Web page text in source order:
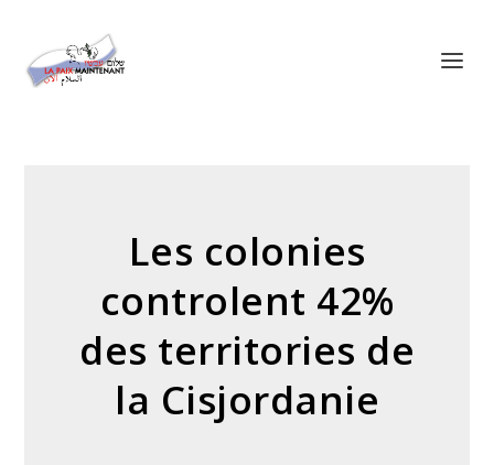
Les colonies
controlent 42%
des territories de
la Cisjordanie